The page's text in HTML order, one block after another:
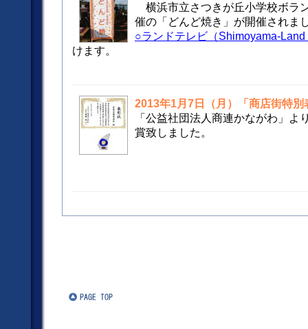
横浜市立さつきが丘小学校ボラ
催の「どんど焼き」が開催されま
○ランドテレビ（Shimoyama-Land
けます。
2013年1月7日（月）「商店街特別
「公益社団法人商連かながわ」よ
賞致しました。